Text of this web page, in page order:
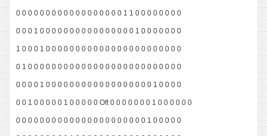
0 0 0 0 0 0 0 0 0 0 0 0 0 0 0 0 0 0 1 1 0 0 0 0 0 0 0 0
0 0 0 1 0 0 0 0 0 0 0 0 0 0 0 0 0 0 0 0 1 0 0 0 0 0 0 0
1 0 0 0 1 0 0 0 0 0 0 0 0 0 0 0 0 0 0 0 0 0 0 0 0 0 0 0
0 1 0 0 0 0 0 0 0 0 0 0 0 0 0 0 0 0 0 0 0 0 0 0 0 0 0 0
0 0 0 0 1 0 0 0 0 0 0 0 0 0 0 0 0 0 0 0 0 0 0 1 0 0 0 0
0 0 1 0 0 0 0 0 1 0 0 0 0 0 Oft 0 0 0 0 0 0 0 1 0 0 0 0 0 0
0 0 0 0 0 0 0 0 0 0 0 0 0 0 0 0 0 0 0 0 0 0 1 0 0 0 0 0